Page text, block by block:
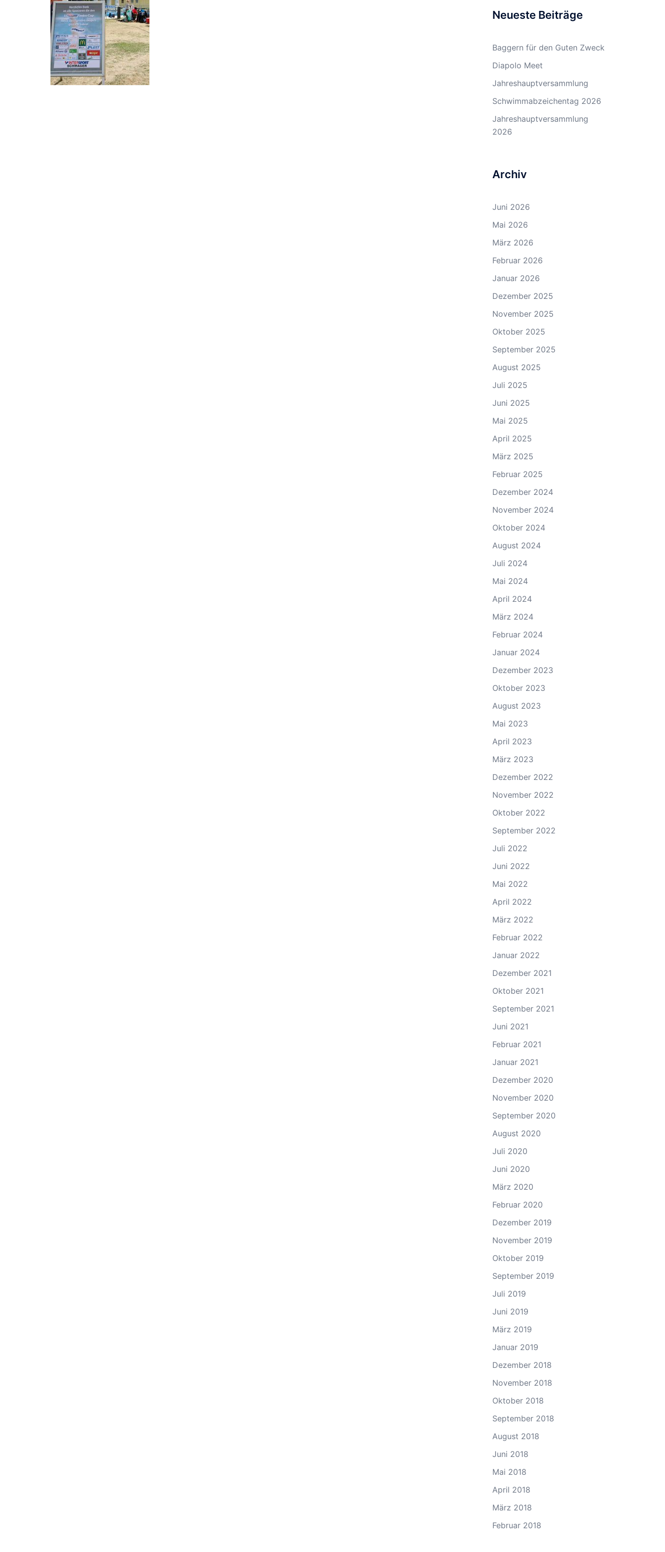
Neueste Beiträge
Baggern für den Guten Zweck
Diapolo Meet
Jahreshauptversammlung
Schwimmabzeichentag 2026
Jahreshauptversammlung
2026
Archiv
Juni 2026
Mai 2026
März 2026
Februar 2026
Januar 2026
Dezember 2025
November 2025
Oktober 2025
September 2025
August 2025
Juli 2025
Juni 2025
Mai 2025
April 2025
März 2025
Februar 2025
Dezember 2024
November 2024
Oktober 2024
August 2024
Juli 2024
Mai 2024
April 2024
März 2024
Februar 2024
Januar 2024
Dezember 2023
Oktober 2023
August 2023
Mai 2023
April 2023
März 2023
Dezember 2022
November 2022
Oktober 2022
September 2022
Juli 2022
Juni 2022
Mai 2022
April 2022
März 2022
Februar 2022
Januar 2022
Dezember 2021
Oktober 2021
September 2021
Juni 2021
Februar 2021
Januar 2021
Dezember 2020
November 2020
September 2020
August 2020
Juli 2020
Juni 2020
März 2020
Februar 2020
Dezember 2019
November 2019
Oktober 2019
September 2019
Juli 2019
Juni 2019
März 2019
Januar 2019
Dezember 2018
November 2018
Oktober 2018
September 2018
August 2018
Juni 2018
Mai 2018
April 2018
März 2018
Februar 2018